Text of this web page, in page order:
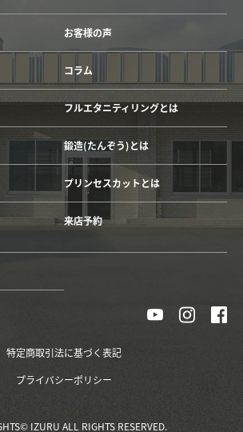
お客様の声
コラム
フルエタニティリングとは
鍛造(たんぞう)とは
プリンセスカットとは
来店予約
特定商取引法に基づく表記
プライバシーポリシー
IZURU ALL RIGHTS RESERVED.